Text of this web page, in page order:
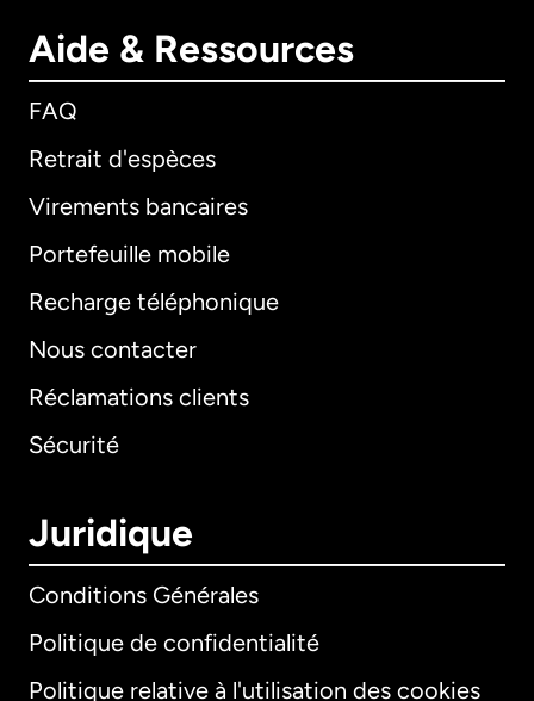
Aide & Ressources
FAQ
Retrait d'espèces
Virements bancaires
Portefeuille mobile
Recharge téléphonique
Nous contacter
Réclamations clients
Sécurité
Juridique
Conditions Générales
Politique de confidentialité
Politique relative à l'utilisation des cookies